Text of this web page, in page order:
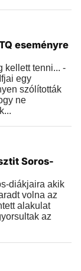
eseményre
kellett tenni... -
egy
szólították
ne
Soros-
diákjaira akik
volna az
alakulat
az